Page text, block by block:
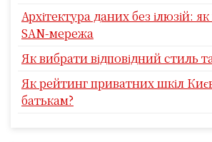
Архітектура даних без ілюзій:
SAN-мережа
Як вибрати відповідний стиль
Як рейтинг приватних шкіл
батькам?